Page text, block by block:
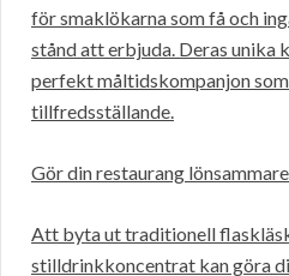
för smaklökarna som få och
stånd att erbjuda. Deras unika
perfekt måltidskompanjon
tillfredsställande.
Gör din restaurang
Att byta ut traditionell
stilldrinkkoncentrat kan göra